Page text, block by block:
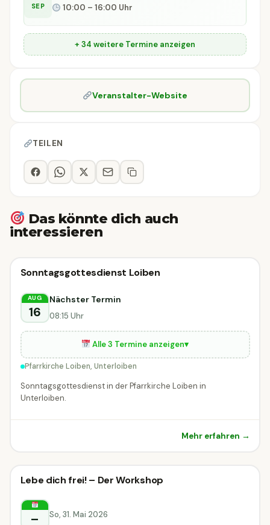
SEP 10:00 – 16:00 Uhr
+ 34 weitere Termine anzeigen
Veranstalter-Website
TEILEN
Das könnte dich auch
interessieren
Sonstiges
Unterloiben
Sonstiges
Sonntagsgottesdienst Loiben
AUG
16
Nächster Termin
08:15 Uhr
Alle 3 Termine anzeigen▾
Pfarrkirche Loiben, Unterloiben
Sonntagsgottesdienst in der Pfarrkirche Loiben in
Unterloiben.
Mehr erfahren →
Sonstiges
Karlstetten
Sonstiges
Lebe dich frei! – Der Workshop
– So, 31. Mai 2026